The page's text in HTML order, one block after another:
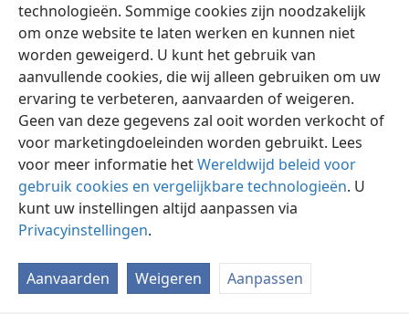
technologieën. Sommige cookies zijn noodzakelijk
om onze website te laten werken en kunnen niet
worden geweigerd. U kunt het gebruik van
aanvullende cookies, die wij alleen gebruiken om uw
ervaring te verbeteren, aanvaarden of weigeren.
Geen van deze gegevens zal ooit worden verkocht of
voor marketingdoeleinden worden gebruikt. Lees
voor meer informatie hetWereldwijd beleid voor
gebruik cookies en vergelijkbare technologieën. U
kunt uw instellingen altijd aanpassen via
Privacyinstellingen.
Aanvaarden Weigeren Aanpassen
Nederlands Instellingen
Copyright © 2026 Watch Tower Bible and Tract Society of Pennsylvania
Gebruiksvoorwaarden Privacybeleid
Privacyinstellingen
Inloggen